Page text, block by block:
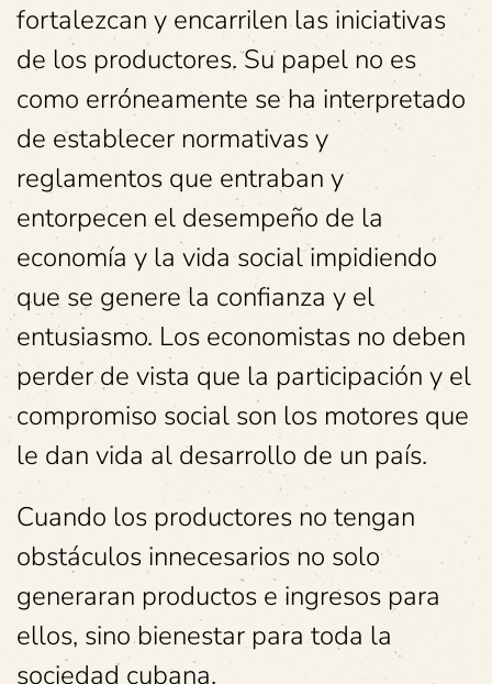
fortalezcan y encarrilen las iniciativas
de los productores. Su papel no es
como erróneamente se ha interpretado
de establecer normativas y
reglamentos que entraban y
entorpecen el desempeño de la
economía y la vida social impidiendo
que se genere la confianza y el
entusiasmo. Los economistas no deben
perder de vista que la participación y el
compromiso social son los motores que
le dan vida al desarrollo de un país.
Cuando los productores no tengan
obstáculos innecesarios no solo
generaran productos e ingresos para
ellos, sino bienestar para toda la
sociedad cubana.